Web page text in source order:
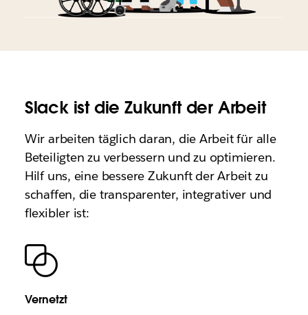
Slack ist die Zukunft der Arbeit
Wir arbeiten täglich daran, die Arbeit für alle
Beteiligten zu verbessern und zu optimieren.
Hilf uns, eine bessere Zukunft der Arbeit zu
schaffen, die transparenter, integrativer und
flexibler ist:
Vernetzt